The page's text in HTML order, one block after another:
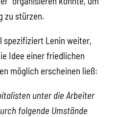
zu stürzen.
spezifiziert Lenin weiter,
Idee einer friedlichen
möglich erscheinen ließ:
unter die Arbeiter
folgende Umstände